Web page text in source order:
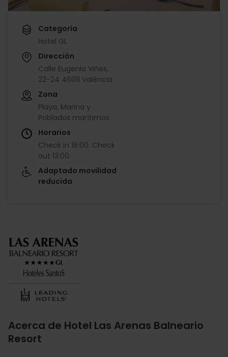
Categoría
Hotel GL
Dirección
Calle Eugenia Viñes,
22-24 46011 València
Zona
Playa, Marina y
Poblados marítimos
Horarios
Check in 16:00. Check
out 13:00.
Adaptado movilidad
reducida
Acerca de Hotel Las Arenas Balneario
Resort
Imagen